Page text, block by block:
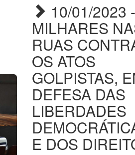
10/01/2023 -
MILHARES
RUAS
OS ATOS
GOLPISTAS,
DEFESA DAS
LIBERDADES
E DOS